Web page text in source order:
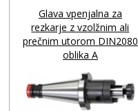
Glava vpenjalna za
rezkarje z vzolžnim ali
prečnim utorom DIN2080
oblika A